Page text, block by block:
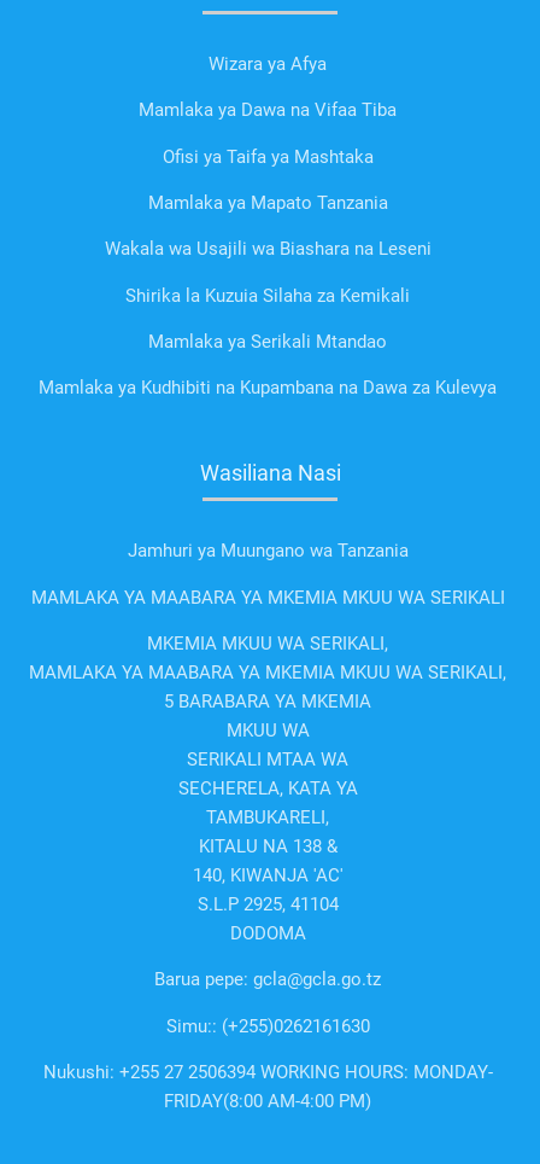
Wizara ya Afya
Mamlaka ya Dawa na Vifaa Tiba
Ofisi ya Taifa ya Mashtaka
Mamlaka ya Mapato Tanzania
Wakala wa Usajili wa Biashara na Leseni
Shirika la Kuzuia Silaha za Kemikali
Mamlaka ya Serikali Mtandao
Mamlaka ya Kudhibiti na Kupambana na Dawa za Kulevya
Wasiliana Nasi
Jamhuri ya Muungano wa Tanzania
MAMLAKA YA MAABARA YA MKEMIA MKUU WA SERIKALI
MKEMIA MKUU WA SERIKALI,
MAMLAKA YA MAABARA YA MKEMIA MKUU WA SERIKALI,
5 BARABARA YA MKEMIA
MKUU WA
SERIKALI MTAA WA
SECHERELA, KATA YA
TAMBUKARELI,
KITALU NA 138 &
140, KIWANJA 'AC'
S.L.P 2925, 41104
DODOMA
Barua pepe: gcla@gcla.go.tz
Simu:: (+255)0262161630
Nukushi: +255 27 2506394 WORKING HOURS: MONDAY-
FRIDAY(8:00 AM-4:00 PM)